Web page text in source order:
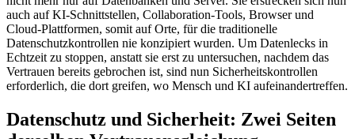
auch auf KI-Schnittstellen, Collaboration-Tools, Browser und
Cloud-Plattformen, somit auf Orte, für die traditionelle
Datenschutzkontrollen nie konzipiert wurden. Um Datenlecks in
Echtzeit zu stoppen, anstatt sie erst zu untersuchen, nachdem das
Vertrauen bereits gebrochen ist, sind nun Sicherheitskontrollen
erforderlich, die dort greifen, wo Mensch und KI aufeinandertreffen.
Datenschutz und Sicherheit: Zwei Seiten